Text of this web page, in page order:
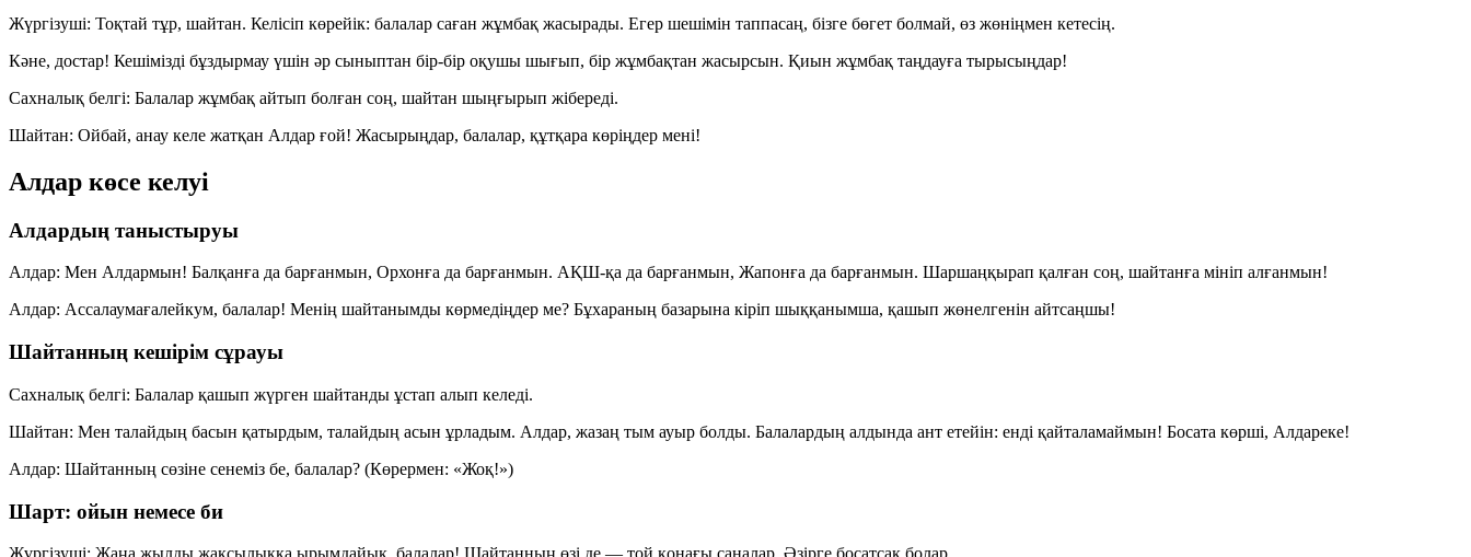
Жүргізуші: Тоқтай тұр, шайтан. Келісіп көрейік: балалар саған жұмбақ жасырады. Егер шешімін таппасаң, бізге бөгет болмай, өз жөніңмен кетесің.
Кәне, достар! Кешімізді бұздырмау үшін әр сыныптан бір-бір оқушы шығып, бір жұмбақтан жасырсын. Қиын жұмбақ таңдауға тырысыңдар!
Сахналық белгі: Балалар жұмбақ айтып болған соң, шайтан шыңғырып жібереді.
Шайтан: Ойбай, анау келе жатқан Алдар ғой! Жасырыңдар, балалар, құтқара көріңдер мені!
Алдар көсе келуі
Алдардың таныстыруы
Алдар: Мен Алдармын! Балқанға да барғанмын, Орхонға да барғанмын. АҚШ-қа да барғанмын, Жапонға да барғанмын. Шаршаңқырап қалған соң, шайтанға мініп алғанмын!
Алдар: Ассалаумағалейкум, балалар! Менің шайтанымды көрмедіңдер ме? Бұхараның базарына кіріп шыққанымша, қашып жөнелгенін айтсаңшы!
Шайтанның кешірім сұрауы
Сахналық белгі: Балалар қашып жүрген шайтанды ұстап алып келеді.
Шайтан: Мен талайдың басын қатырдым, талайдың асын ұрладым. Алдар, жазаң тым ауыр болды. Балалардың алдында ант етейін: енді қайталамаймын! Босата көрші, Алдареке!
Алдар: Шайтанның сөзіне сенеміз бе, балалар? (Көрермен: «Жоқ!»)
Шарт: ойын немесе би